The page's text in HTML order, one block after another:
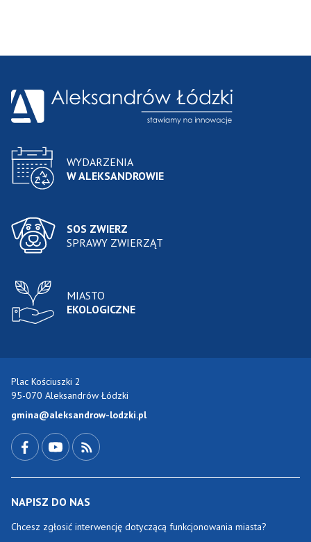
WYDARZENIA
W ALEKSANDROWIE
SOS ZWIERZ
SPRAWY ZWIERZĄT
MIASTO
EKOLOGICZNE
Plac Kościuszki 2
95-070 Aleksandrów Łódzki
gmina@aleksandrow-lodzki.pl
NAPISZ DO NAS
Chcesz zgłosić interwencję dotyczącą funkcjonowania miasta?